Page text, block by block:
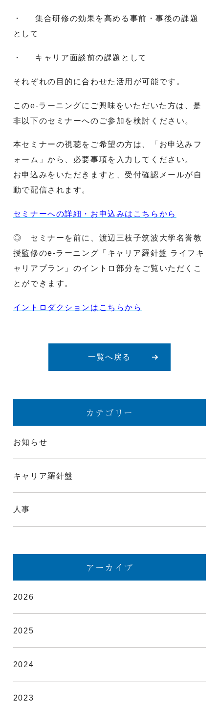
・ 集合研修の効果を高める事前・事後の課題
として
・ キャリア面談前の課題として
それぞれの目的に合わせた活用が可能です。
このe-ラーニングにご興味をいただいた方は、是
非以下のセミナーへのご参加を検討ください。
本セミナーの視聴をご希望の方は、「お申込みフ
ォーム」から、必要事項を入力してください。
お申込みをいただきますと、受付確認メールが自
動で配信されます。
セミナーへの詳細・お申込みはこちらから
◎ セミナーを前に、渡辺三枝子筑波大学名誉教
授監修のe-ラーニング「キャリア羅針盤 ライフキ
ャリアプラン」のイントロ部分をご覧いただくこ
とができます。
イントロダクションはこちらから
一覧へ戻る
カテゴリー
お知らせ
キャリア羅針盤
人事
アーカイブ
2026
2025
2024
2023